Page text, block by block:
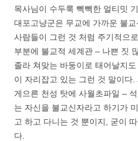
목사님이 수두룩 빽빽한 얼티밋
대포고냥군은 무교에 가까운 불
사람들이 그런 것 처럼 주기적으
부분에 불교적 세계관 – 나쁜 짓
졸라 쳐맞는 바둥이로 태어날지
이 자리잡고 있는 그런 것 말이다
게으른 천성 탓에 사월초파일 –
는 자신을 불교신자라고 하기가
고 하고 다니는 것 뿐이지, 굳이
다.